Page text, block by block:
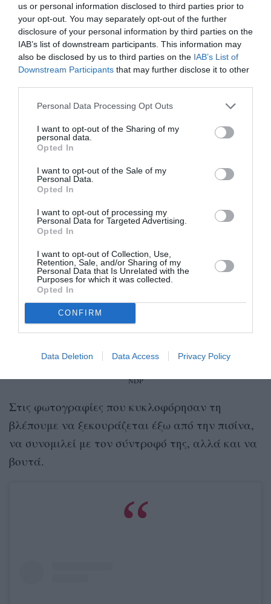
us or personal information disclosed to third parties prior to
your opt-out. You may separately opt-out of the further
disclosure of your personal information by third parties on the
IAB’s list of downstream participants. This information may
also be disclosed by us to third parties on the IAB’s List of
Downstream Participants that may further disclose it to other
Personal Data Processing Opt Outs
I want to opt-out of the Sharing of my
personal data.
Opted In
I want to opt-out of the Sale of my
Personal Data.
Opted In
I want to opt-out of processing my
Personal Data for Targeted Advertising.
Opted In
I want to opt-out of Collection, Use,
Retention, Sale, and/or Sharing of my
Personal Data that Is Unrelated with the
Purposes for which it was collected.
Opted In
CONFIRM
Data Deletion Data Access Privacy Policy
NDP
NDP
NDP
Στις φωτογραφίες που κυκλοφόρησαν τη
βλέπουμε να ξεκουράζεται έξω από την πισίνα,
να συνομιλεί με τον σύντροφό της, αλλά και να
βουτά.